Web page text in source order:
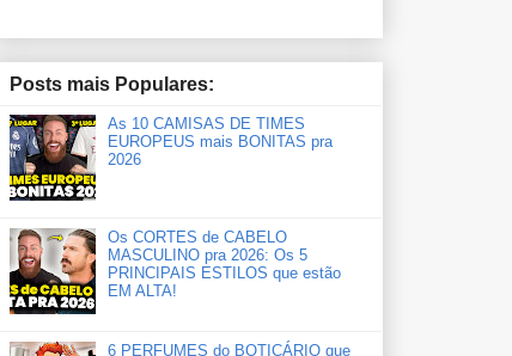
Posts mais Populares:
As 10 CAMISAS DE TIMES
EUROPEUS mais BONITAS pra
2026
Os CORTES de CABELO
MASCULINO pra 2026: Os 5
PRINCIPAIS ESTILOS que estão
EM ALTA!
6 PERFUMES do BOTICÁRIO que